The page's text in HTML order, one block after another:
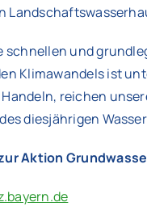
schnellen und
Klimawandels ist
reichen
diesjährigen
Aktion